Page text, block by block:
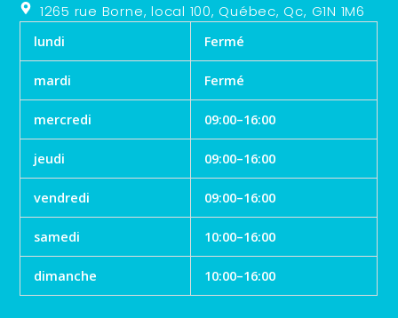
1265 rue Borne, local 100, Québec, Qc, G1N 1M6
lundi Fermé
mardi Fermé
mercredi 09:00–16:00
jeudi 09:00–16:00
vendredi 09:00–16:00
samedi 10:00–16:00
dimanche 10:00–16:00